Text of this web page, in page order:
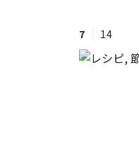
#ワンオペ育児
7 14